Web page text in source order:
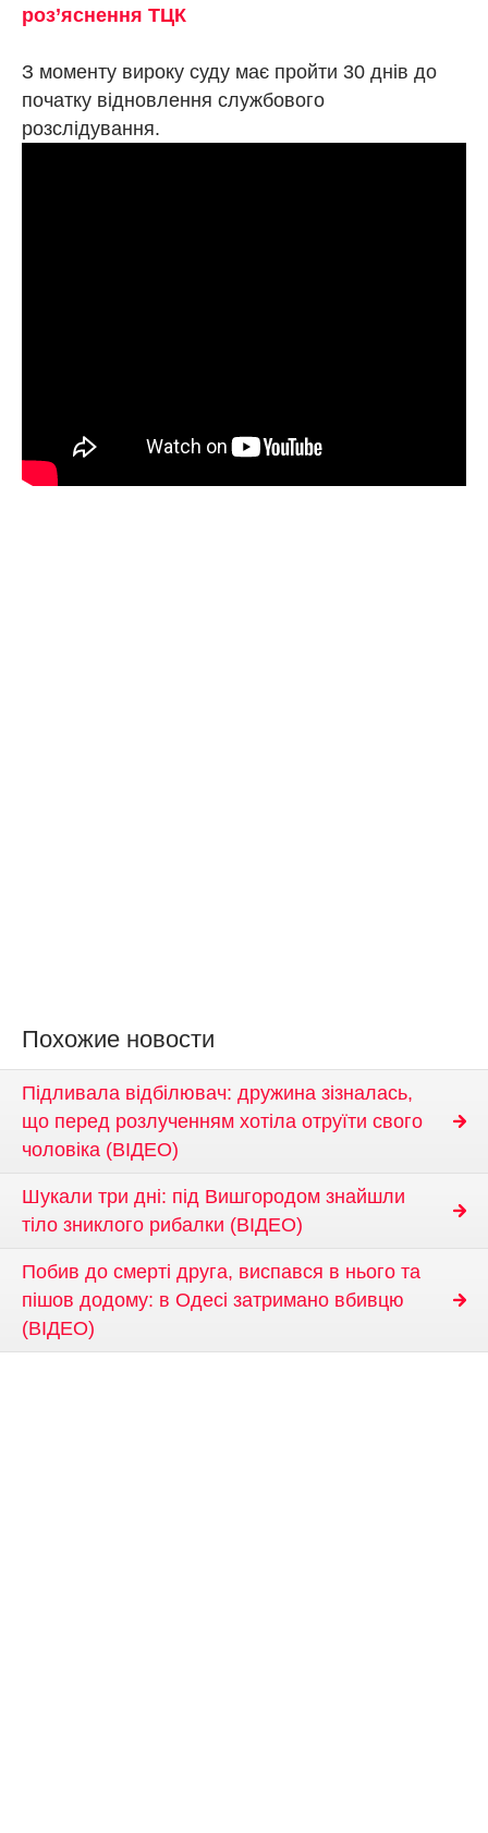
роз’яснення ТЦК
З моменту вироку суду має пройти 30 днів до
початку відновлення службового
розслідування.
Похожие новости
Підливала відбілювач: дружина зізналась,
що перед розлученням хотіла отруїти свого
чоловіка (ВІДЕО)
Шукали три дні: під Вишгородом знайшли
тіло зниклого рибалки (ВІДЕО)
Побив до смерті друга, виспався в нього та
пішов додому: в Одесі затримано вбивцю
(ВІДЕО)